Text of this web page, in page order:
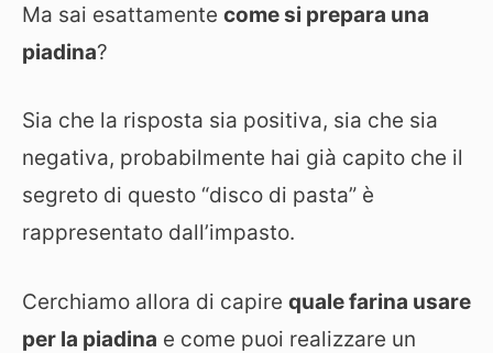
Ma sai esattamente come si prepara una
piadina?
Sia che la risposta sia positiva, sia che sia
negativa, probabilmente hai già capito che il
segreto di questo “disco di pasta” è
rappresentato dall’impasto.
Cerchiamo allora di capire quale farina usare
per la piadina e come puoi realizzare un